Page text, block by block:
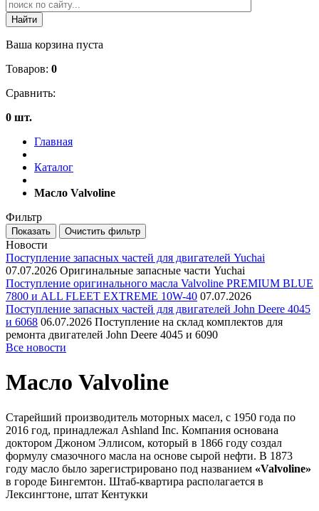
Ваша корзина пуста
Товаров: 0
Сравнить:
0 шт.
Главная
Каталог
Масло Valvoline
Фильтр
Новости
Поступление запасных частей для двигателей Yuchai
07.07.2026 Оригинальные запасные части Yuchai
Поступление оригинального масла Valvoline PREMIUM BLUE
7800 и ALL FLEET EXTREME 10W-40 07.07.2026
Поступление запасных частей для двигателей John Deere 4045
и 6068 06.07.2026 Поступление на склад комплектов для
ремонта двигателей John Deere 4045 и 6090
Все новости
Масло Valvoline
Старейший производитель моторных масел, c 1950 года по
2016 год, принадлежал Ashland Inc. Компания основана
доктором Джоном Эллисом, который в 1866 году создал
формулу смазочного масла на основе сырой нефти. В 1873
году масло было зарегистрировано под названием «Valvoline»
в городе Бингемтон. Штаб-квартира располагается в
Лексингтоне, штат Кентукки